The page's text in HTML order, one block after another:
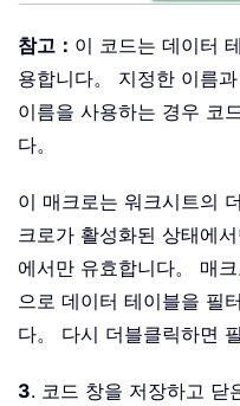
참고： 이 코드는 데이터
용합니다。 지정한 이름
이름을 사용하는 경우 코
다。
이 매크로는 워크시트의
크로가 활성화된 상태에
에서만 유효합니다。 매
으로 데이터 테이블을 필
다。 다시 더블클릭하면
3. 코드 창을 저장하고 닫